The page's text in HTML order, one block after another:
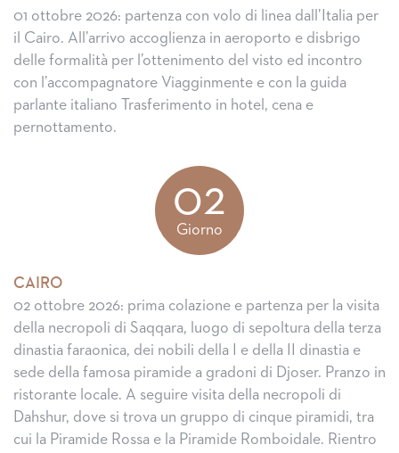
01 ottobre 2026: partenza con volo di linea dall’Italia per
il Cairo. All’arrivo accoglienza in aeroporto e disbrigo
delle formalità per l’ottenimento del visto ed incontro
con l’accompagnatore Viagginmente e con la guida
parlante italiano Trasferimento in hotel, cena e
pernottamento.
02
Giorno
CAIRO
02 ottobre 2026: prima colazione e partenza per la visita
della necropoli di Saqqara, luogo di sepoltura della terza
dinastia faraonica, dei nobili della I e della II dinastia e
sede della famosa piramide a gradoni di Djoser. Pranzo in
ristorante locale. A seguire visita della necropoli di
Dahshur, dove si trova un gruppo di cinque piramidi, tra
cui la Piramide Rossa e la Piramide Romboidale. Rientro